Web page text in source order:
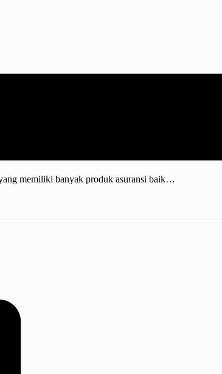
memiliki banyak produk asuransi baik…